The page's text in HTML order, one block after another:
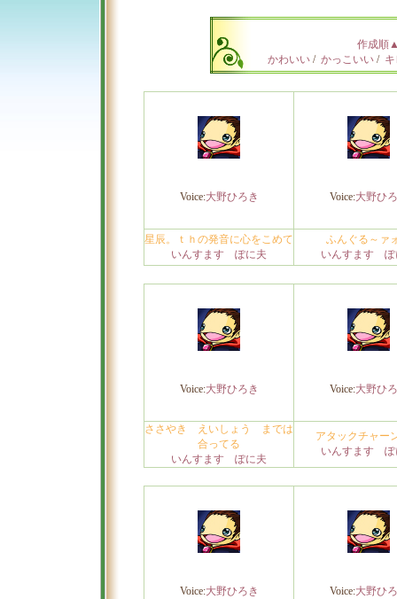
作成順
かわいい / かっこいい /
Voice:大野ひろき Voice:大野ひ
星辰。ｔｈの発音に心をこめて
いんすます ぽに夫
ふんぐる～ァ
いんすます ぽ
Voice:大野ひろき Voice:大野ひ
ささやき えいしょう までは
合ってる
いんすます ぽに夫
アタックチャー
いんすます ぽ
Voice:大野ひろき Voice:大野ひ